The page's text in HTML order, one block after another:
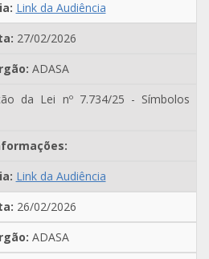
Link da Audiência
27/02/2026
ADASA
da Lei nº 7.734/25 - Símbolos
Link da Audiência
26/02/2026
ADASA